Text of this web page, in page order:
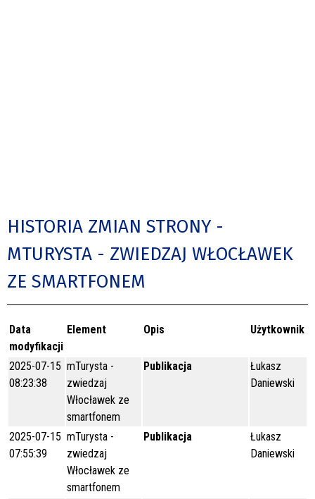
HISTORIA ZMIAN STRONY -
MTURYSTA - ZWIEDZAJ WŁOCŁAWEK
ZE SMARTFONEM
Data
modyfikacji
Element Opis Użytkownik
2025-07-15
08:23:38
mTurysta -
zwiedzaj
Włocławek ze
smartfonem
Publikacja
Łukasz
Daniewski
2025-07-15
07:55:39
mTurysta -
zwiedzaj
Włocławek ze
smartfonem
Publikacja
Łukasz
Daniewski